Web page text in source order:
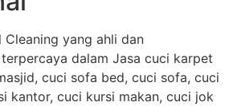
Cleaning yang ahli dan
dalam Jasa cuci karpet
cuci sofa bed, cuci sofa, cuci
kantor, cuci kursi makan, cuci jok